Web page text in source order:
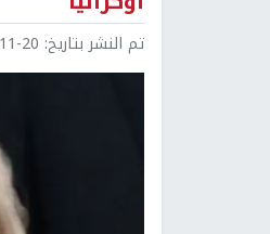
تم النشر بتاريخ: 12:01